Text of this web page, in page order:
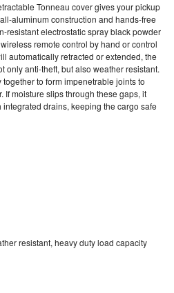
Tonneau cover gives your pickup
aluminum construction and hands-free
resistant electrostatic spray black powder
remote control by hand or control
automatically retracted or extended, the
only anti-theft, but also weather resistant.
to form impenetrable joints to
If moisture slips through these gaps, it
drains, keeping the cargo safe
resistant, heavy duty load capacity